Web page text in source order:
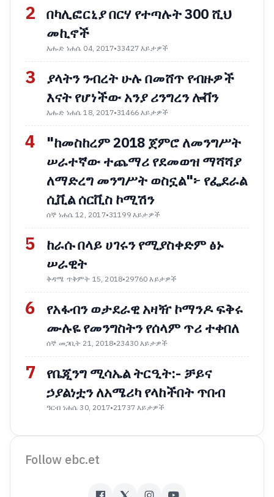
2 በካሊፎርኒያ በርሃ የተጣሉት 300 ሺህ
መኪኖች
እሑድ ነሐሴ 04, 2017•33427 እይታዎች
3
ያላትን ንብረት ሁሉ በመሸጥ የብዙዎች
እናት የሆነችው አንያ ሪንግረን ሎቨን
እሑድ ነሐሴ 18, 2017•31466 እይታዎች
4
"ከመስከረም 2018 ጀምሮ ለመንግሥት
ሠራተኛው ተጨማሪ የደመወዝ ማሻሻያ
ለማድረግ መንግሥት ወስኗል"፦ የፌደራል
ሲቪል ሰርቪስ ኮሚሽን
ሰኞ ነሐሴ 12, 2017•31199 እይታዎች
5
ከራሱ በላይ ሀገሩን የሚያስቀድም ፅኑ
ሠራዊት
ቅዳሜ ጥቅምት 15, 2018•29760 እይታዎች
6
የአፋብን ወታደራዊ አዛዥ ኮማንዶ ፍቅሩ
ሙሉዬ የመንግስትን የሰላም ጥሪ ተቀበለ
ሰኞ መጋቢት 21, 2018•23430 እይታዎች
7
የቤጂንግ ሚሳኤል ትርዒት:- ቻይና
ኃያልነቷን ለአሜሪካ የላከችበት ጥበብ
ዓርብ ነሐሴ 30, 2017•21737 እይታዎች
Follow ebc.et